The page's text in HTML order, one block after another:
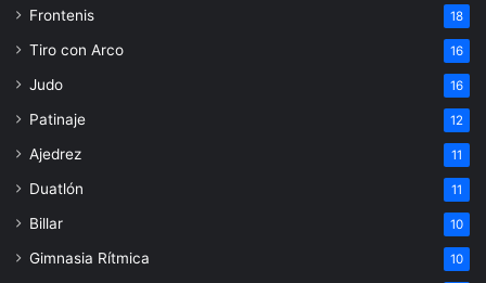
Frontenis 18
Tiro con Arco 16
Judo 16
Patinaje 12
Ajedrez 11
Duatlón 11
Billar 10
Gimnasia Rítmica 10